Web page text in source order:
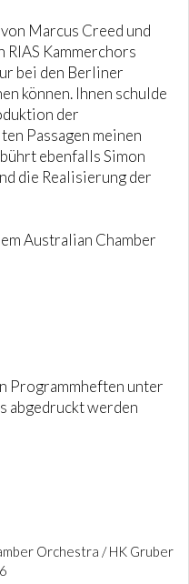
Marcus Creed und
Kammerchors
bei den Berliner
können. Ihnen schulde
der
Passagen meinen
ebenfalls Simon
die Realisierung der
Australian Chamber
Programmheften unter
abgedruckt werden
Orchestra / HK Gruber